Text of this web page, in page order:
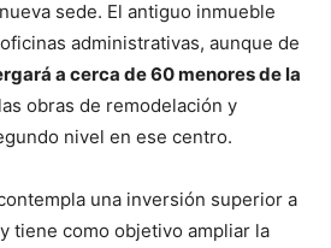
sede. El antiguo inmueble
administrativas, aunque de
a cerca de 60 menores de la
obras de remodelación y
nivel en ese centro.
una inversión superior a
y tiene como objetivo ampliar la